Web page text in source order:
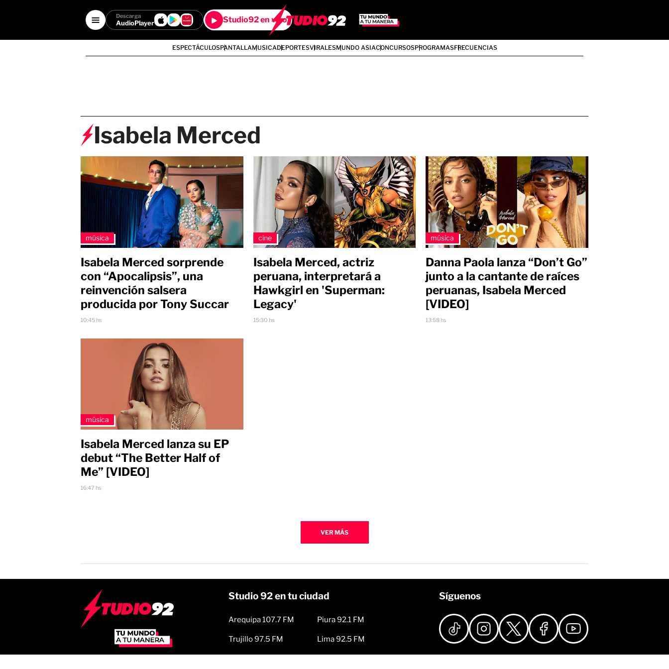
Descarga
AudioPlayer Studio92 en vivo
ESPECTÁCULOSPANTALLAMUSICADEPORTESVIRALESMUNDO ASIACONCURSOSPROGRAMASFRECUENCIAS
Isabela Merced
música
Isabela Merced sorprende
con “Apocalipsis”, una
reinvención salsera
producida por Tony Succar
10:45 hs
cine
Isabela Merced, actriz
peruana, interpretará a
Hawkgirl en 'Superman:
Legacy'
15:30 hs
música
Danna Paola lanza “Don’t Go”
junto a la cantante de raíces
peruanas, Isabela Merced
[VIDEO]
13:58 hs
música
Isabela Merced lanza su EP
debut “The Better Half of
Me” [VIDEO]
16:47 hs
VER MÁS
Studio 92 en tu ciudad
Arequipa 107.7 FM
Trujillo 97.5 FM
Piura 92.1 FM
Lima 92.5 FM
Síguenos